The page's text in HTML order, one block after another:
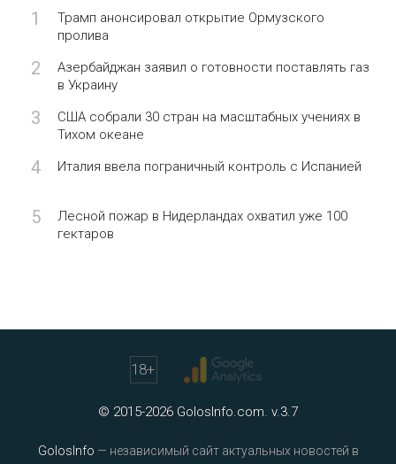
1
Трамп анонсировал открытие Ормузского
пролива
2
Азербайджан заявил о готовности поставлять газ
в Украину
3
США собрали 30 стран на масштабных учениях в
Тихом океане
4 Италия ввела пограничный контроль с Испанией
5
Лесной пожар в Нидерландах охватил уже 100
гектаров
18+
© 2015-2026 GolosInfo.com. v.3.7
GolosInfo — независимый сайт актуальных новостей в